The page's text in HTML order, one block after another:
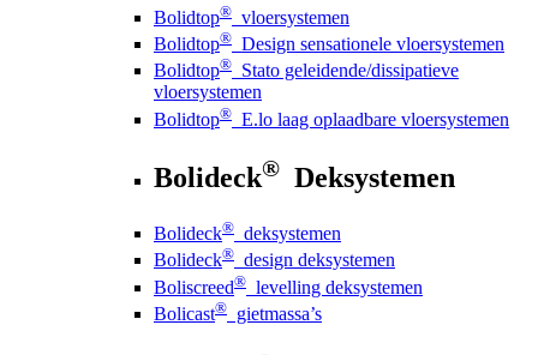
Bolidtop® vloersystemen
Bolidtop® Design sensationele vloersystemen
Bolidtop® Stato geleidende/dissipatieve
vloersystemen
Bolidtop® E.lo laag oplaadbare vloersystemen
Bolideck® Deksystemen
Bolideck® deksystemen
Bolideck® design deksystemen
Boliscreed® levelling deksystemen
Bolicast® gietmassa’s